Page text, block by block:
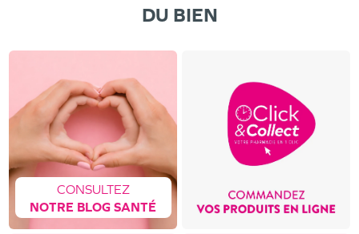
DU BIEN
CONSULTEZ
NOTRE BLOG SANTÉ